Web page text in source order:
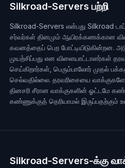
Silkroad-Servers பற்றி
Silkroad-Servers என்பது Silkroad
சர்வர்கள் தினமும் ஆயிரக்கணக்கான
கவனத்தைப் பெற போட்டியிடுகின்றன.
முயற்சிப்பது என விளையாட்டாளர்கள்
செய்கிறார்கள், பெரும்பாலோர் முதல்
செல்வதில்லை. தரவரிசையை
தினசரி சீரான வாக்குகளின் ஓட்டமே
கண்ணுக்குத் தெரியாமல் இருப்பதற்கும்
Silkroad-Servers-க்கு